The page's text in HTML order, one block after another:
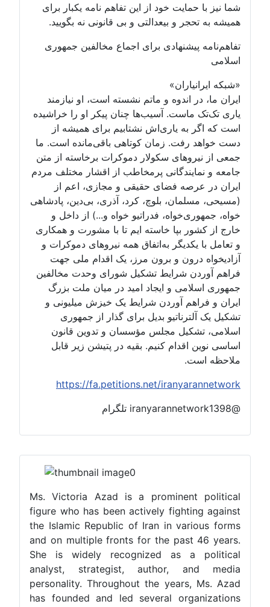
Ms. Victoria Azad is a prominent political
figure who has been actively fighting against
the Islamic Republic of Iran in various forms
and on multiple fronts for the past 46 years.
She is widely recognized as a political
analyst, strategist, author, and media
personality. Throughout the years, Ms. Azad
has founded and led several organizations
شما نیز با حمایت خود از این تفاهم نامه یکبار برای
همیشه به تحجر و بیعدالتی و بی قانونی نه بگویید.
تفاهم‌نامه پیشنهادی برای اجماع مخالفین جمهوری
اسلامی
«شبکه ایرانیاران»
ایران ما، در اندوه و ماتم نشسته است، او نیازمند
یاری تک‌تک ماست. آسیب‌ها چنان پیکر او را خراشیده
است که اگر به یاری‌اش نشتابیم برای همیشه از
دست خواهد رفت. زمان کوتاهی باقی‌مانده است. ما
جمعی از نیروهای سکولار دموکرات برخاسته از متن
جامعه و نمایندگانی پرمخاطب از اقشار مختلف مردم
ایران در عرصه فضای حقیقی و مجازی، اعم از
(مسیحی، مسلمان، بلوچ، کرد، آذری، بی‌دین، پادشاهی
خواه، جمهوری‌خواه، فدراتیو خواه و...) از داخل و
خارج از کشور بپا خاسته ایم تا با مشورت و همکاری
و تعامل با یکدیگر به‌اتفاق همه نیروهای دموکرات و
آزادیخواه درون و برون مرز، یک اقدام ملی جهت
فراهم آوردن شرایط تشکیل شورای وحدت مخالفین
جمهوری اسلامی و ایجاد امید در میان ملت بزرگ
ایران و فراهم آوردن شرایط یک خیزش میلیونی و
تشکیل یک آلترناتیو بدیل برای گذار از جمهوری
اسلامی، تشکیل مجلس مؤسسان و تدوین قانون
اساسی نوین اقدام کنیم. بقیه در پتیشن زیر قابل
ملاحظه است.
https://fa.petitions.net/iranyarannetwork
@iranyarannetwork1398 تلگرام